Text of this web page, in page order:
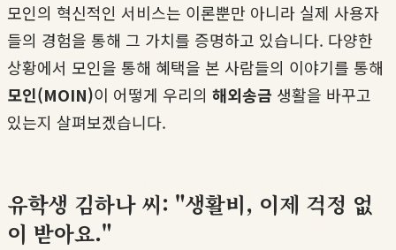
모인의 혁신적인 서비스는 이론뿐만 아니라 실제 사용자
들의 경험을 통해 그 가치를 증명하고 있습니다. 다양한
상황에서 모인을 통해 혜택을 본 사람들의 이야기를 통해
모인(MOIN)이 어떻게 우리의 해외송금 생활을 바꾸고
있는지 살펴보겠습니다.
유학생 김하나 씨: "생활비, 이제 걱정 없
이 받아요."